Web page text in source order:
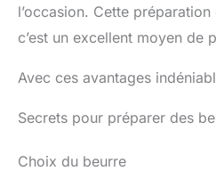
l’occasion. Cette
c’est un excellent moyen de
Avec ces avantages
Secrets pour préparer des
Choix du beurre